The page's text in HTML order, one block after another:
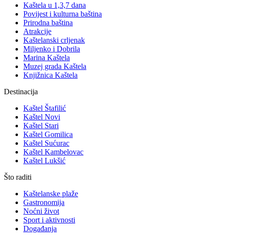
Kaštela u 1,3,7 dana
Povijest i kulturna baština
Prirodna baština
Atrakcije
Kaštelanski crljenak
Miljenko i Dobrila
Marina Kaštela
Muzej grada Kaštela
Knjižnica Kaštela
Destinacija
Kaštel Štafilić
Kaštel Novi
Kaštel Stari
Kaštel Gomilica
Kaštel Sućurac
Kaštel Kambelovac
Kaštel Lukšić
Što raditi
Kaštelanske plaže
Gastronomija
Noćni život
Sport i aktivnosti
Događanja